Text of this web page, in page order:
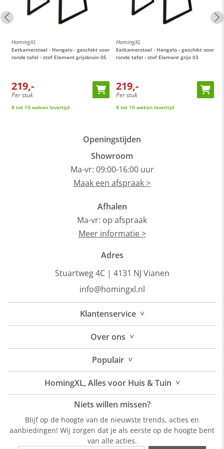
HomingXL
Eetkamerstoel - Hengelo - geschikt voor
ronde tafel - stof Element grijsbruin 05
219,-
Per stuk
8 tot 10 weken levertijd
HomingXL
Eetkamerstoel - Hengelo - geschikt voor
ronde tafel - stof Element grijs 03
219,-
Per stuk
8 tot 10 weken levertijd
Openingstijden
Showroom
Ma-vr: 09:00-16:00 uur
Maak een afspraak >
Afhalen
Ma-vr: op afspraak
Meer informatie >
Adres
Stuartweg 4C | 4131 NJ Vianen
info@homingxl.nl
Klantenservice ˅
Overons ˅
Populair ˅
HomingXL, Alles voor Huis & Tuin ˅
Niets willen missen?
Blijf op de hoogte van de nieuwste trends, acties en
aanbiedingen! Wij zorgen dat je als eerste op de hoogte bent
van alle acties.